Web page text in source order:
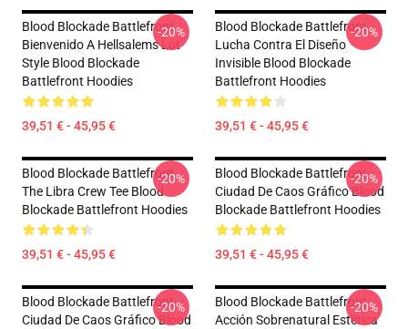
Blood Blockade Battlefront
Bienvenido A Hellsalems Lot
Style Blood Blockade
Battlefront Hoodies
39,51 € - 45,95 €
-20%
Blood Blockade Battlefront
Lucha Contra El Diseño
Invisible Blood Blockade
Battlefront Hoodies
39,51 € - 45,95 €
-20%
Blood Blockade Battlefront
The Libra Crew Tee Blood
Blockade Battlefront Hoodies
39,51 € - 45,95 €
-20%
Blood Blockade Battlefront
Ciudad De Caos Gráfico Blood
Blockade Battlefront Hoodies
39,51 € - 45,95 €
-20%
Blood Blockade Battlefront
Ciudad De Caos Gráfico Blood
-20%
Blood Blockade Battlefront
Acción Sobrenatural Estética
-20%